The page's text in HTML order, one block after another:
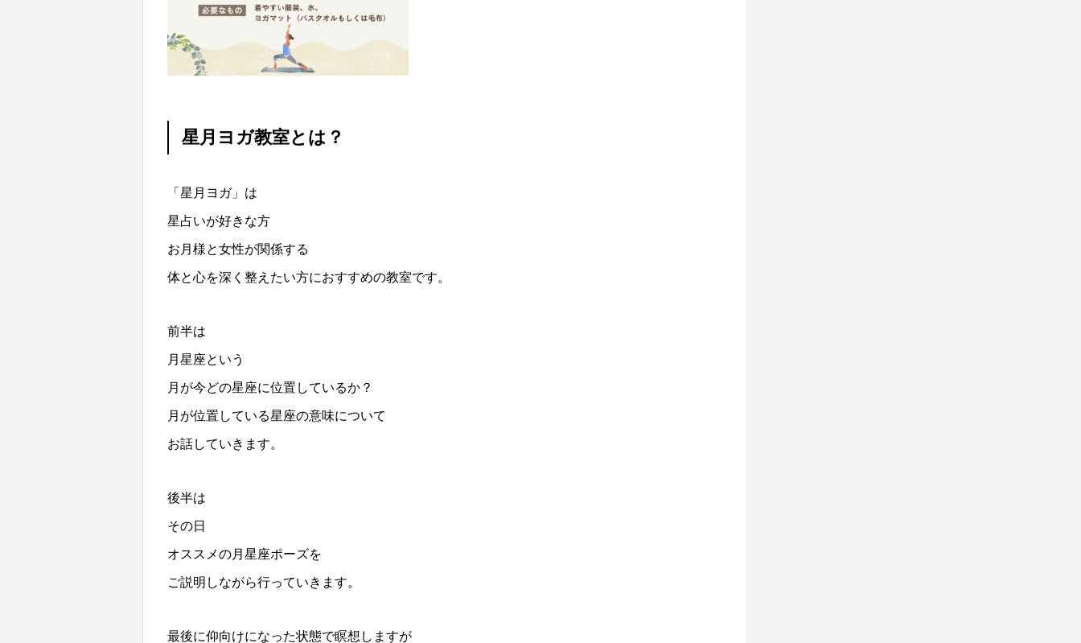
星月ヨガ教室とは？
「星月ヨガ」は
星占いが好きな方
お月様と女性が関係する
体と心を深く整えたい方におすすめの教室です。
前半は
月星座という
月が今どの星座に位置しているか？
月が位置している星座の意味について
お話していきます。
後半は
その日
オススメの月星座ポーズを
ご説明しながら行っていきます。
最後に仰向けになった状態で瞑想しますが